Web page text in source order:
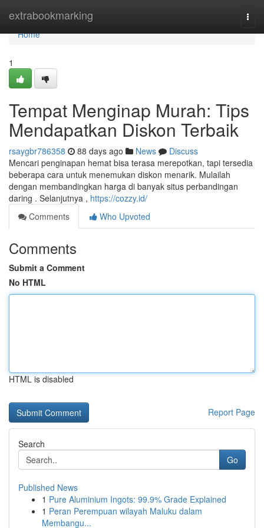
extrabookmarking
Home
Home
1
Tempat Menginap Murah: Tips
Mendapatkan Diskon Terbaik
rsaygbr786358 88 days ago News
Discuss
Mencari penginapan hemat bisa terasa merepotkan, tapi tersedia
beberapa cara untuk menemukan diskon menarik. Mulailah
dengan membandingkan harga di banyak situs perbandingan
daring . Selanjutnya , https://cozzy.id/
Comments
Who Upvoted
Comments
Submit a Comment
No HTML
HTML is disabled
Report Page
Search
Go
Published News
1 Pure Aluminium Ingots: 99.9% Grade Explained
1 Peran Perempuan wilayah Maluku dalam
Membangu...